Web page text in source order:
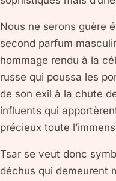
Nous ne serons guère
second parfum
hommage rendu à la
russe qui poussa les
de son exil à la chute
influents qui
précieux toute
Tsar se veut donc
déchus qui demeurent